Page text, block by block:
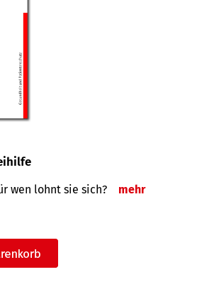
wen lohnt sie sich? mehr